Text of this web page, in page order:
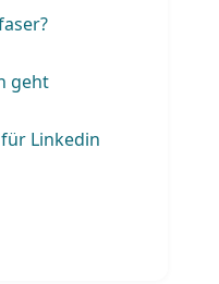
geht
Linkedin